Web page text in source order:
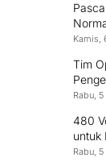
Kamis,
Tim
Rabu,
480
untuk
Rabu,